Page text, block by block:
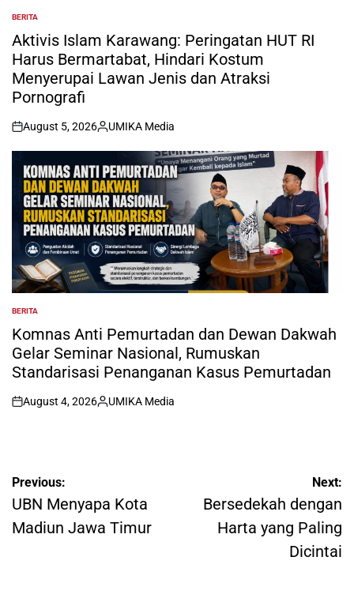
POSTED
IN
BERITA
Aktivis Islam Karawang: Peringatan HUT RI
Harus Bermartabat, Hindari Kostum
Menyerupai Lawan Jenis dan Atraksi
Pornografi
on
August 5, 2026
Posted
by
UMIKA Media
POSTED
IN
BERITA
Komnas Anti Pemurtadan dan Dewan Dakwah
Gelar Seminar Nasional, Rumuskan
Standarisasi Penanganan Kasus Pemurtadan
on
August 4, 2026
Posted
UMIKA Media
Post
navigation
Previous:
UBN Menyapa Kota
Madiun Jawa Timur
Next:
Bersedekah dengan
Harta yang Paling
Dicintai